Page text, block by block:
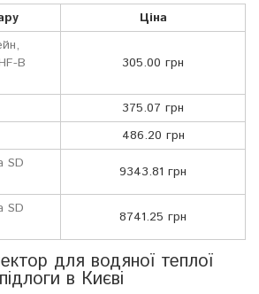
Ціна
B
305.00 грн
375.07 грн
486.20 грн
SD
9343.81 грн
SD
8741.25 грн
для водяної теплої
підлоги в Києві